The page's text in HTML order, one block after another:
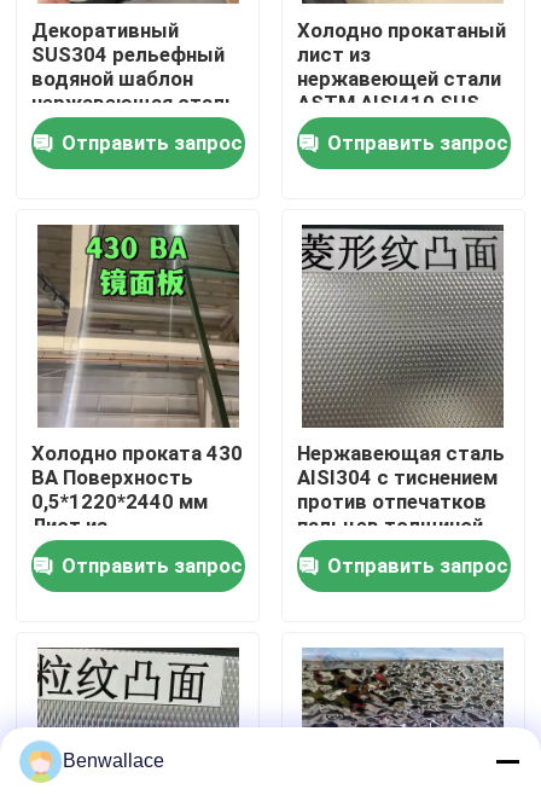
Домой
Продукты
Видеозаписи
О нас
экскурсия по заводу
Контроль качества
Свяжитесь с нами
Случаи
Запросите цитату
Декоративный
SUS304 рельефный
водяной шаблон
нержавеющая сталь
для архитектурных
наружных
Отправить запрос
Холодно прокатаный
лист из
нержавеющей стали
ASTM AISI410 SUS
410 с полированной
поверхностью BA
0,8*1220*2440
Отправить запрос
Холодно проката 430
BA Поверхность
0,5*1220*2440 мм
Лист из
нержавеющей стали
с зеркальной
поверхностью 6K
Отправить запрос
Нержавеющая сталь
AISI304 с тиснением
против отпечатков
пальцев толщиной
0,4 - 3,0 мм для
архитектурных
применений
Отправить запрос
Benwallace